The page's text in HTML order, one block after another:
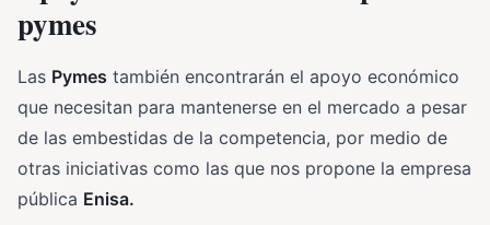
pymes
Las Pymes también encontrarán el apoyo económico
que necesitan para mantenerse en el mercado a pesar
de las embestidas de la competencia, por medio de
otras iniciativas como las que nos propone la empresa
pública Enisa.